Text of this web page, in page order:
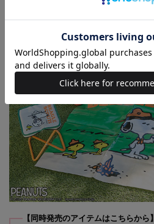
【同時発売のアイテムはこちらから】